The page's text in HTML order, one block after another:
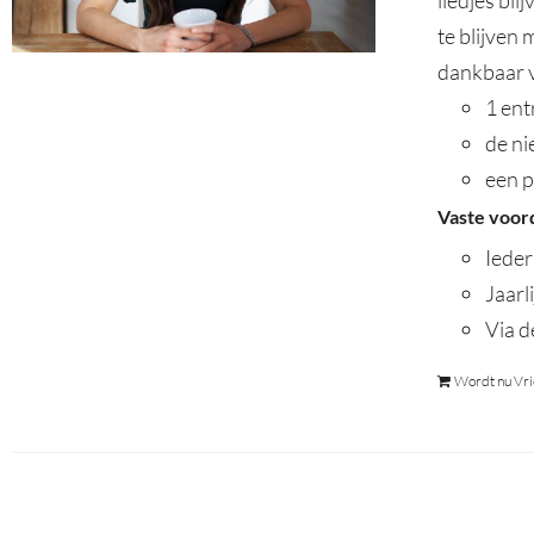
te blijven
dankbaar
1
de
een
Vaste
Via
Wordt nu